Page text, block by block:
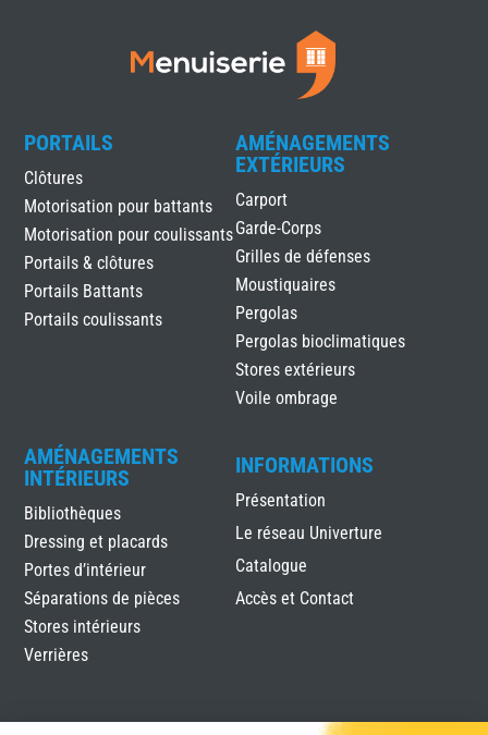
PORTAILS
Clôtures
Motorisation pour battants
Motorisation pour coulissants
Portails & clôtures
Portails Battants
Portails coulissants
AMÉNAGEMENTS
EXTÉRIEURS
Carport
Garde-Corps
Grilles de défenses
Moustiquaires
Pergolas
Pergolas bioclimatiques
Stores extérieurs
Voile ombrage
AMÉNAGEMENTS
INTÉRIEURS
Bibliothèques
Dressing et placards
Portes d’intérieur
Séparations de pièces
Stores intérieurs
Verrières
INFORMATIONS
Présentation
Le réseau Univerture
Catalogue
Accès et Contact